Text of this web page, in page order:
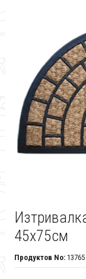
45x75см
Продуктов No:13765